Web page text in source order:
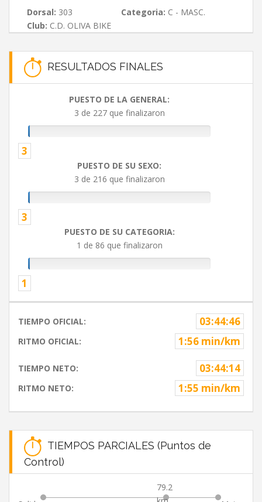
Dorsal: 303 Categoria: C - MASC.
Club: C.D. OLIVA BIKE
RESULTADOS FINALES
PUESTO DE LA GENERAL:
3 de 227 que finalizaron
3
PUESTO DE SU SEXO:
3 de 216 que finalizaron
3
PUESTO DE SU CATEGORIA:
1 de 86 que finalizaron
1
TIEMPO OFICIAL: 03:44:46
RITMO OFICIAL: 1:56 min/km
TIEMPO NETO: 03:44:14
RITMO NETO: 1:55 min/km
TIEMPOS PARCIALES (Puntos de
Control)
79.2